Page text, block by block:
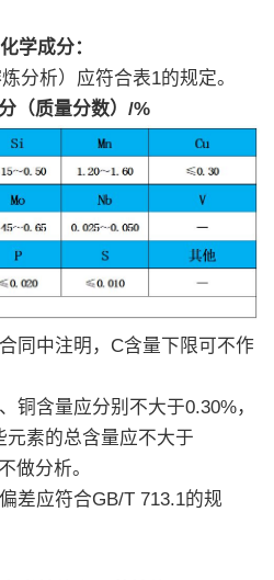
学成分：
分析）应符合表1的规定。
（质量分数）/%
同中注明，C含量下限可不作
铜含量应分别不大于0.30%，
元素的总含量应不大于
做分析。
差应符合GB/T 713.1的规